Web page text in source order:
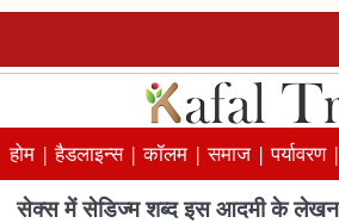
होम |हैडलाइन्स |कॉलम |समाज |
सेक्स में सेडिज्म शब्द इस आदमी के